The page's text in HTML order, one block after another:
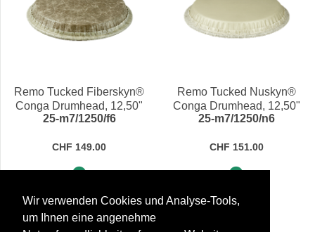
Wir verwenden Cookies und Analyse-Tools,
um Ihnen eine angenehme
Remo Tucked Fiberskyn®
Conga Drumhead, 12,50"
25-m7/1250/f6
CHF 149.00
Remo Tucked Nuskyn®
Conga Drumhead, 12,50"
25-m7/1250/n6
CHF 151.00